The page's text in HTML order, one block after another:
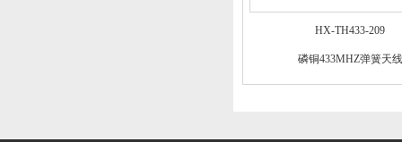
HX-TH433-209
磷铜433MHZ弹簧天线